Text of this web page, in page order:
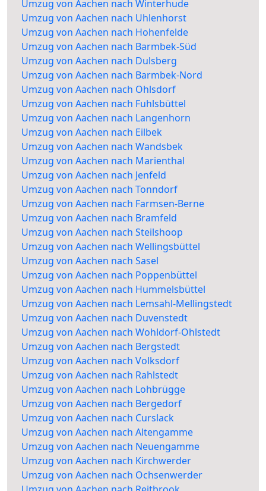
Umzug von Aachen nach Winterhude
Umzug von Aachen nach Uhlenhorst
Umzug von Aachen nach Hohenfelde
Umzug von Aachen nach Barmbek-Süd
Umzug von Aachen nach Dulsberg
Umzug von Aachen nach Barmbek-Nord
Umzug von Aachen nach Ohlsdorf
Umzug von Aachen nach Fuhlsbüttel
Umzug von Aachen nach Langenhorn
Umzug von Aachen nach Eilbek
Umzug von Aachen nach Wandsbek
Umzug von Aachen nach Marienthal
Umzug von Aachen nach Jenfeld
Umzug von Aachen nach Tonndorf
Umzug von Aachen nach Farmsen-Berne
Umzug von Aachen nach Bramfeld
Umzug von Aachen nach Steilshoop
Umzug von Aachen nach Wellingsbüttel
Umzug von Aachen nach Sasel
Umzug von Aachen nach Poppenbüttel
Umzug von Aachen nach Hummelsbüttel
Umzug von Aachen nach Lemsahl-Mellingstedt
Umzug von Aachen nach Duvenstedt
Umzug von Aachen nach Wohldorf-Ohlstedt
Umzug von Aachen nach Bergstedt
Umzug von Aachen nach Volksdorf
Umzug von Aachen nach Rahlstedt
Umzug von Aachen nach Lohbrügge
Umzug von Aachen nach Bergedorf
Umzug von Aachen nach Curslack
Umzug von Aachen nach Altengamme
Umzug von Aachen nach Neuengamme
Umzug von Aachen nach Kirchwerder
Umzug von Aachen nach Ochsenwerder